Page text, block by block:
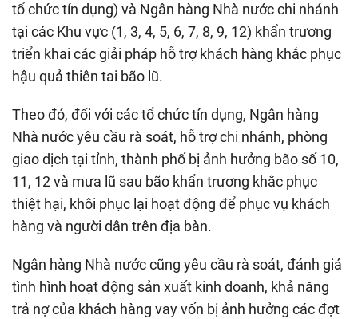
tổ chức tín dụng) và Ngân hàng Nhà nước chi nhánh
tại các Khu vực (1, 3, 4, 5, 6, 7, 8, 9, 12) khẩn trương
triển khai các giải pháp hỗ trợ khách hàng khắc phục
hậu quả thiên tai bão lũ.
Theo đó, đối với các tổ chức tín dụng, Ngân hàng
Nhà nước yêu cầu rà soát, hỗ trợ chi nhánh, phòng
giao dịch tại tỉnh, thành phố bị ảnh hưởng bão số 10,
11, 12 và mưa lũ sau bão khẩn trương khắc phục
thiệt hại, khôi phục lại hoạt động để phục vụ khách
hàng và người dân trên địa bàn.
Ngân hàng Nhà nước cũng yêu cầu rà soát, đánh giá
tình hình hoạt động sản xuất kinh doanh, khả năng
trả nợ của khách hàng vay vốn bị ảnh hưởng các đợt